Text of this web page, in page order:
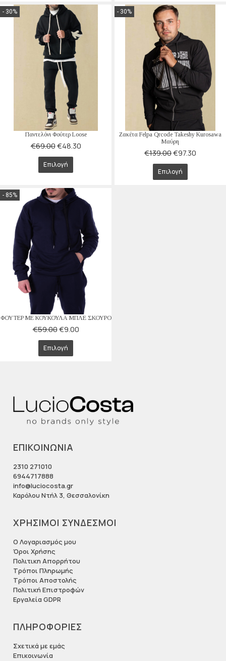
- 30%
Παντελόνι Φούτερ Loose
€69.00€48.30
Επιλογή
- 30%
Ζακέτα Felpa Qrcode Takeshy Kurosawa
Μαύρη
€139.00€97.30
Επιλογή
- 85%
ΦΟΥΤΕΡ ΜΕ ΚΟΥΚΟΥΛΑ ΜΠΛΕ ΣΚΟΥΡΟ
€59.00€9.00
Επιλογή
ΕΠΙΚΟΙΝΩΝΙΑ
2310 271010
6944717888
info@luciocosta.gr
Καρόλου Ντήλ 3, Θεσσαλονίκη
ΧΡΗΣΙΜΟΙ ΣΥΝΔΕΣΜΟΙ
Ο Λογαριασμός μου
Όροι Χρήσης
Πολιτικη Απορρήτου
Τρόποι Πληρωμής
Τρόποι Αποστολής
Πολιτική Επιστροφών
Εργαλεία GDPR
ΠΛΗΡΟΦΟΡΙΕΣ
Σχετικά με εμάς
Επικοινωνία